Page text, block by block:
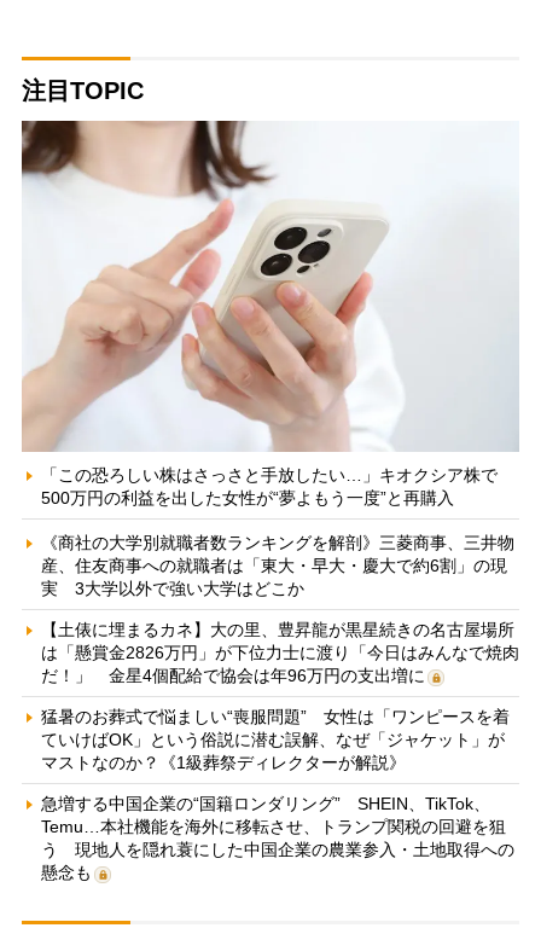
注目TOPIC
「この恐ろしい株はさっさと手放したい…」キオクシア株で
500万円の利益を出した女性が“夢よもう一度”と再購入
《商社の大学別就職者数ランキングを解剖》三菱商事、三井物
産、住友商事への就職者は「東大・早大・慶大で約6割」の現
実 3大学以外で強い大学はどこか
【土俵に埋まるカネ】大の里、豊昇龍が黒星続きの名古屋場所
は「懸賞金2826万円」が下位力士に渡り「今日はみんなで焼肉
だ！」 金星4個配給で協会は年96万円の支出増に
猛暑のお葬式で悩ましい“喪服問題” 女性は「ワンピースを着
ていけばOK」という俗説に潜む誤解、なぜ「ジャケット」が
マストなのか？《1級葬祭ディレクターが解説》
急増する中国企業の“国籍ロンダリング” SHEIN、TikTok、
Temu…本社機能を海外に移転させ、トランプ関税の回避を狙
う 現地人を隠れ蓑にした中国企業の農業参入・土地取得への
懸念も